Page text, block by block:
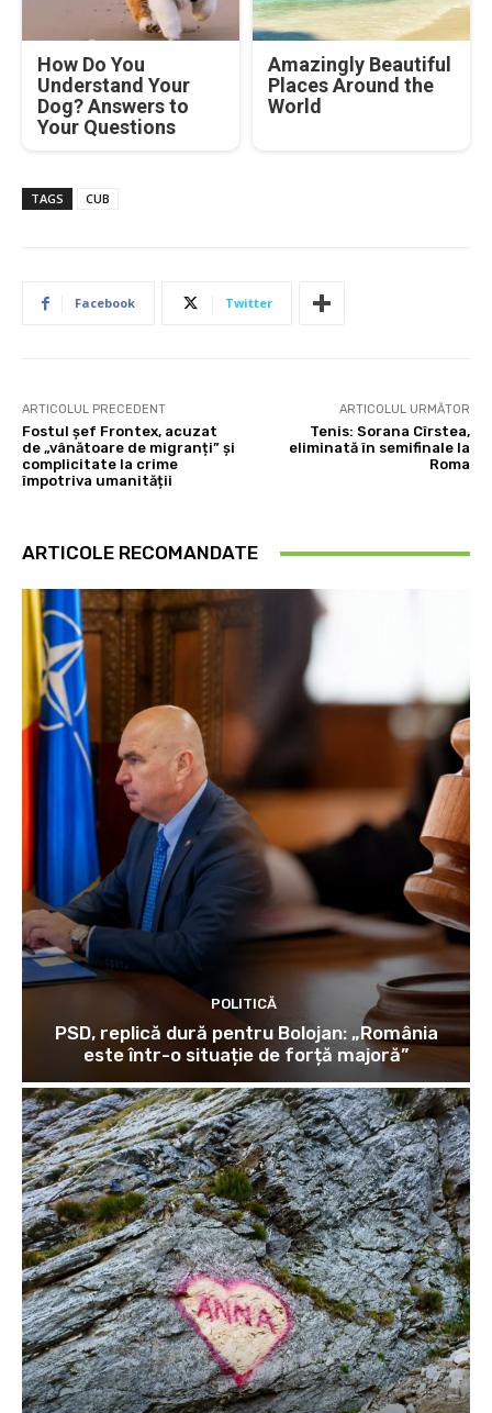
How Do You
Understand Your
Dog? Answers to
Your Questions
Amazingly Beautiful
Places Around the
World
TAGS CUB
Facebook Twitter
ARTICOLUL PRECEDENT
Fostul șef Frontex, acuzat
de „vânătoare de migranți” și
complicitate la crime
împotriva umanității
ARTICOLUL URMĂTOR
Tenis: Sorana Cîrstea,
eliminată în semifinale la
Roma
ARTICOLE RECOMANDATE
POLITICĂ
PSD, replică dură pentru Bolojan: „România
este într-o situație de forță majoră”